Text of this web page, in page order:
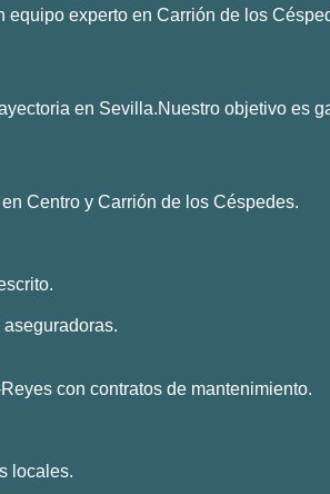
equipo experto en Carrión de los
en Sevilla.Nuestro objetivo
Centro y Carrión de los Céspedes.
con contratos de mantenimiento.
locales.